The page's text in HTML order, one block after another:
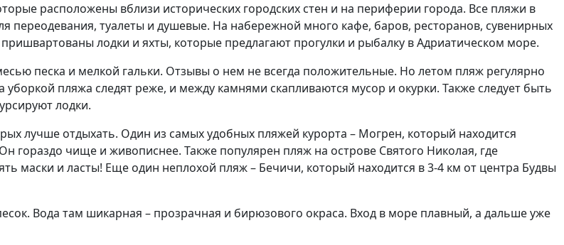
расположены вблизи исторических городских стен и на периферии города. Все пляжи в
переодевания, туалеты и душевые. На набережной много кафе, баров, ресторанов, сувенирных
лодки и яхты, которые предлагают прогулки и рыбалку в Адриатическом море.
песка и мелкой гальки. Отзывы о нем не всегда положительные. Но летом пляж регулярно
пляжа следят реже, и между камнями скапливаются мусор и окурки. Также следует быть
лодки.
лучше отдыхать. Один из самых удобных пляжей курорта – Могрен, который находится
гораздо чище и живописнее. Также популярен пляж на острове Святого Николая, где
маски и ласты! Еще один неплохой пляж – Бечичи, который находится в 3-4 км от центра Будвы
Вода там шикарная – прозрачная и бирюзового окраса. Вход в море плавный, а дальше уже